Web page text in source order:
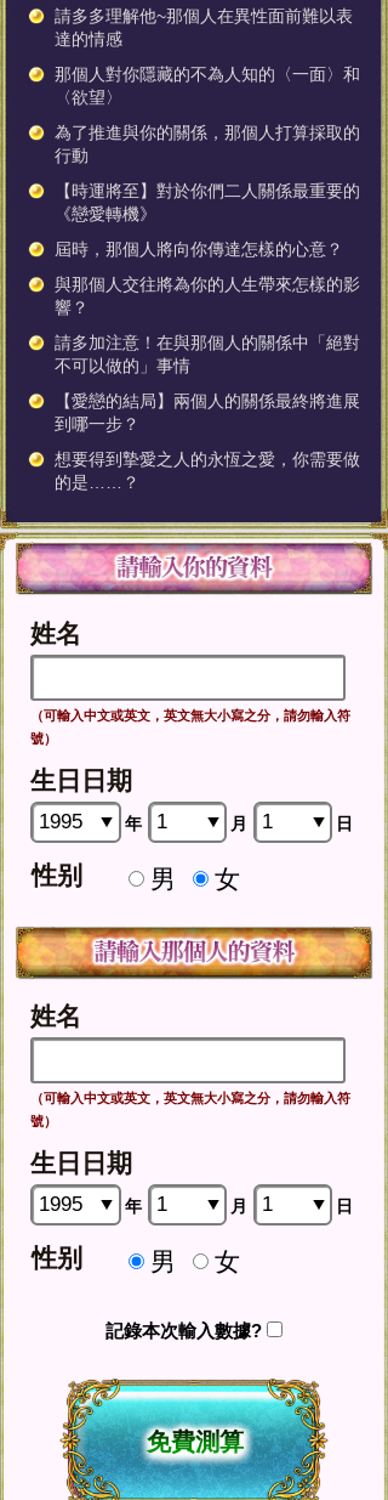
請多多理解他~那個人在異性面前難以表
達的情感
那個人對你隱藏的不為人知的〈一面〉和
〈欲望〉
為了推進與你的關係，那個人打算採取的
行動
【時運將至】對於你們二人關係最重要的
《戀愛轉機》
屆時，那個人將向你傳達怎樣的心意？
與那個人交往將為你的人生帶來怎樣的影
響？
請多加注意！在與那個人的關係中「絕對
不可以做的」事情
【愛戀的結局】兩個人的關係最終將進展
到哪一步？
想要得到摯愛之人的永恆之愛，你需要做
的是……？
姓名
（可輸入中文或英文，英文無大小寫之分，請勿輸入符
號）
生日日期
年 月 日
性别 男 女
姓名
（可輸入中文或英文，英文無大小寫之分，請勿輸入符
號）
生日日期
年 月 日
性别 男 女
記錄本次輸入數據?
免費測算